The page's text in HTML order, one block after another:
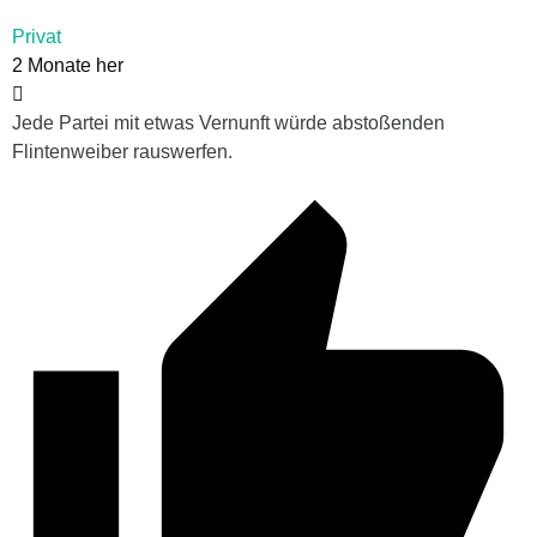
Privat
2 Monate her
Jede Partei mit etwas Vernunft würde abstoßenden
Flintenweiber rauswerfen.